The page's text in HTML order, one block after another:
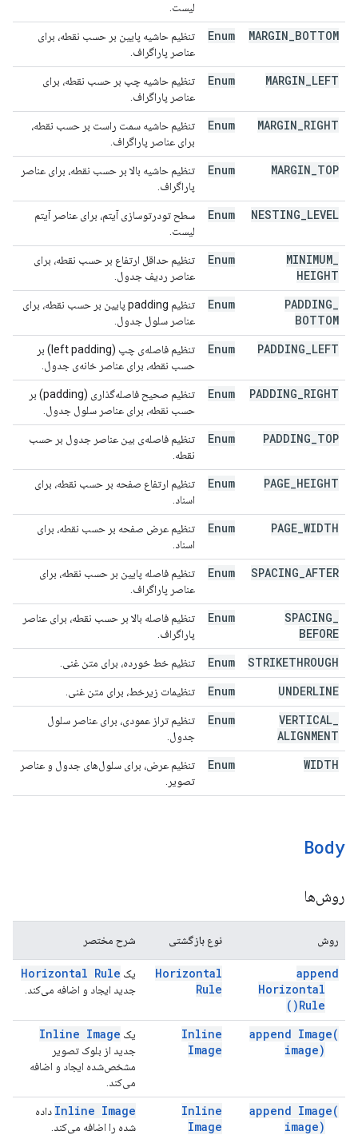
لیست.
MARGIN BOTTOM
Enum
تنظیم حاشیه پایین بر حسب نقطه، برای
عناصر پاراگراف.
MARGIN LEFT
Enum
تنظیم حاشیه چپ بر حسب نقطه، برای
عناصر پاراگراف.
MARGIN RIGHT
Enum
تنظیم حاشیه سمت راست بر حسب نقطه،
برای عناصر پاراگراف.
MARGIN TOP
Enum
تنظیم حاشیه بالا بر حسب نقطه، برای عناصر
پاراگراف.
NESTING LEVEL
Enum
سطح تودرتوسازی آیتم، برای عناصر آیتم
لیست.
MINIMUM
HEIGHT
Enum
تنظیم حداقل ارتفاع بر حسب نقطه، برای
عناصر ردیف جدول.
PADDING
BOTTOM
Enum
تنظیم padding پایین بر حسب نقطه، برای
عناصر سلول جدول.
PADDING LEFT
Enum
تنظیم فاصله‌ی چپ (left padding) بر
حسب نقطه، برای عناصر خانه‌ی جدول.
PADDING RIGHT
Enum
تنظیم صحیح فاصله‌گذاری (padding) بر
حسب نقطه، برای عناصر سلول جدول.
PADDING TOP
Enum
تنظیم فاصله‌ی بین عناصر جدول بر حسب
نقطه.
PAGE HEIGHT
Enum
تنظیم ارتفاع صفحه بر حسب نقطه، برای
اسناد.
PAGE WIDTH
Enum
تنظیم عرض صفحه بر حسب نقطه، برای
اسناد.
SPACING AFTER
Enum
تنظیم فاصله پایین بر حسب نقطه، برای
عناصر پاراگراف.
SPACING
BEFORE
Enum
تنظیم فاصله بالا بر حسب نقطه، برای عناصر
پاراگراف.
STRIKETHROUGH
Enum تنظیم خط خورده، برای متن غنی.
UNDERLINE
Enum تنظیمات زیرخط، برای متن غنی.
VERTICAL
ALIGNMENT
Enum
تنظیم تراز عمودی، برای عناصر سلول
جدول.
WIDTH
Enum
تنظیم عرض، برای سلول‌های جدول و عناصر
تصویر.
Body
روش‌ها
روش نوع بازگشتی شرح مختصر
append
Horizontal
Rule(
)
Horizontal
Rule
یک Horizontal Rule
جدید ایجاد و اضافه می‌کند.
append Image(
image)
Inline
Image
یک Inline Image
جدید از بلوک تصویر
مشخص‌شده ایجاد و اضافه
می‌کند.
append Image(
image)
Inline
Image
Inline Image داده
شده را اضافه می‌کند.